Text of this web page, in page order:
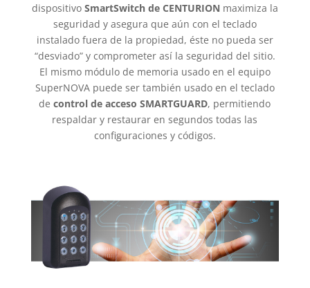
dispositivo SmartSwitch de CENTURION maximiza la
seguridad y asegura que aún con el teclado
instalado fuera de la propiedad, éste no pueda ser
“desviado” y comprometer así la seguridad del sitio.
El mismo módulo de memoria usado en el equipo
SuperNOVA puede ser también usado en el teclado
decontrol de acceso SMARTGUARD, permitiendo
respaldar y restaurar en segundos todas las
configuraciones y códigos.